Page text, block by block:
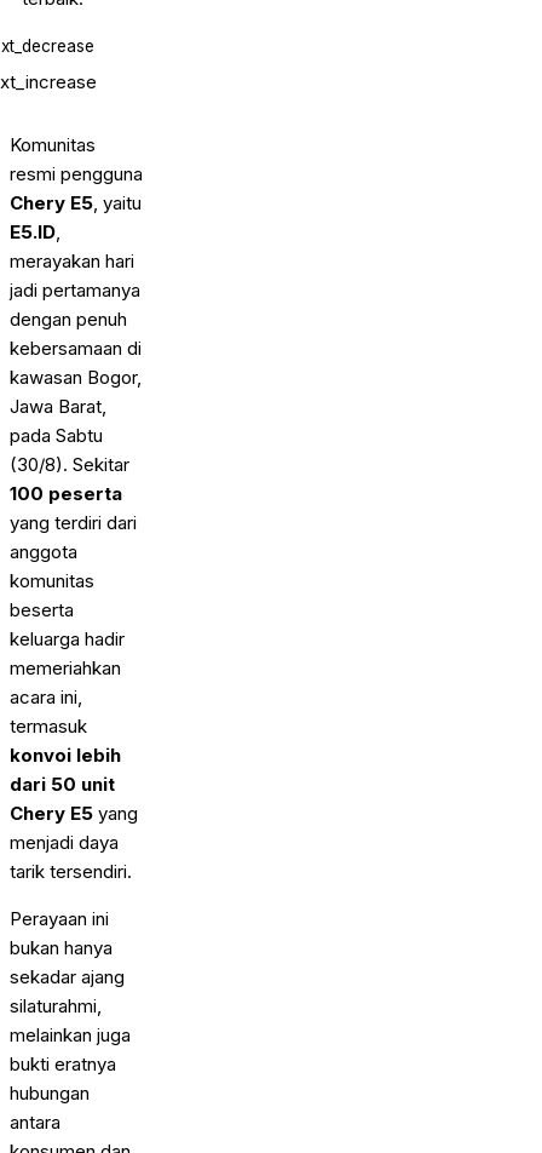
Komunitas
resmi pengguna
Chery E5 , yaitu
E5.ID
merayakan hari
jadi pertamanya
dengan penuh
kebersamaan di
kawasan Bogor,
Jawa Barat,
pada Sabtu
(30/8). Sekitar
100 peserta
yang terdiri dari
anggota
komunitas
beserta
keluarga hadir
memeriahkan
acara ini,
termasuk
konvoi lebih
dari 50 unit
Chery E5 yang
menjadi daya
tarik tersendiri.
Perayaan ini
bukan hanya
sekadar ajang
silaturahmi,
melainkan juga
bukti eratnya
hubungan
antara